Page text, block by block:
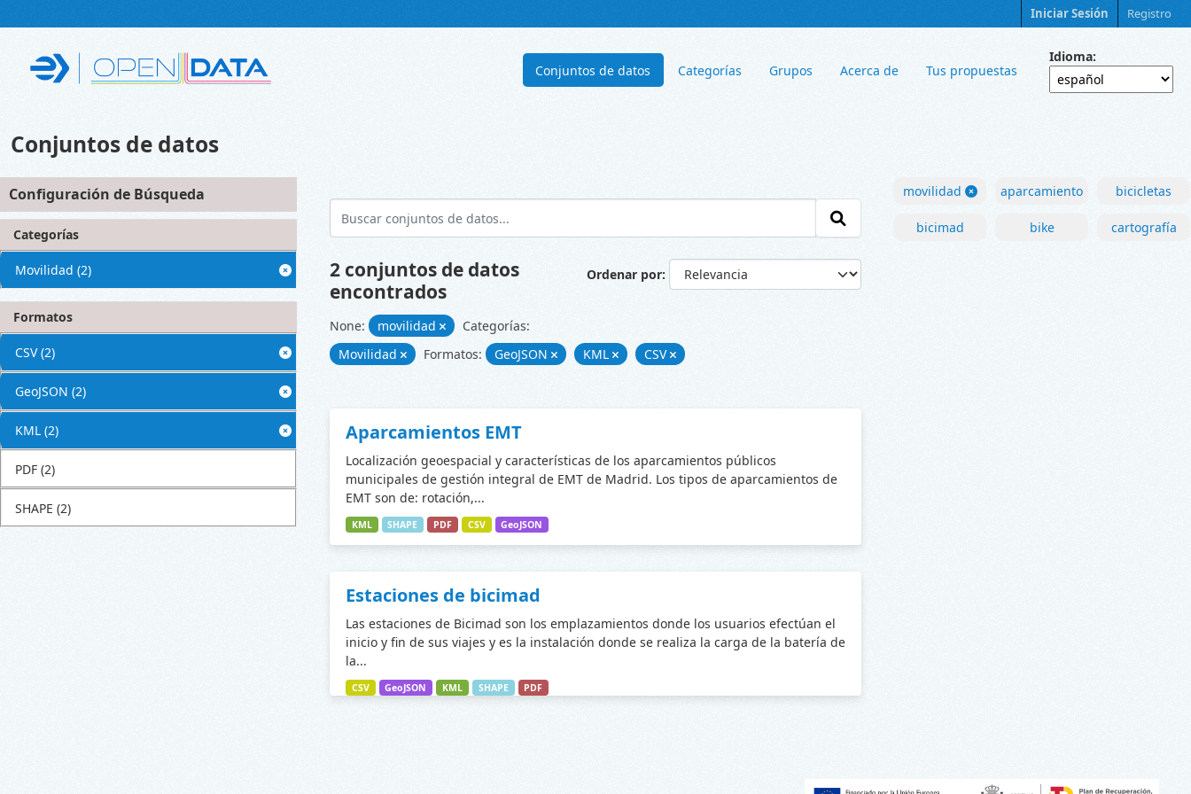
Iniciar Sesión Registro
Conjuntos de datos Categorías Grupos Acerca de Tus propuestas
Idioma
Conjuntos de datos
Configuración de Búsqueda
Categorías
Movilidad (2)
Formatos
CSV (2)
GeoJSON (2)
KML (2)
PDF (2)
SHAPE (2)
Ordenar por
2 conjuntos de datos
encontrados
None: movilidad
Categorías:
Movilidad
Formatos: GeoJSON KML CSV
Aparcamientos EMT
Localización geoespacial y características de los aparcamientos públicos
municipales de gestión integral de EMT de Madrid. Los tipos de aparcamientos de
EMT son de: rotación,...
KML SHAPE PDF CSV GeoJSON
Estaciones de bicimad
Las estaciones de Bicimad son los emplazamientos donde los usuarios efectúan el
inicio y fin de sus viajes y es la instalación donde se realiza la carga de la batería de
la...
CSV GeoJSON KML SHAPE PDF
movilidad aparcamiento bicicletas
bicimad bike cartografía